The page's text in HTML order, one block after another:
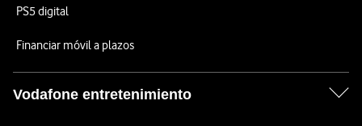
PS5 digital
Financiar móvil a plazos
Vodafone entretenimiento